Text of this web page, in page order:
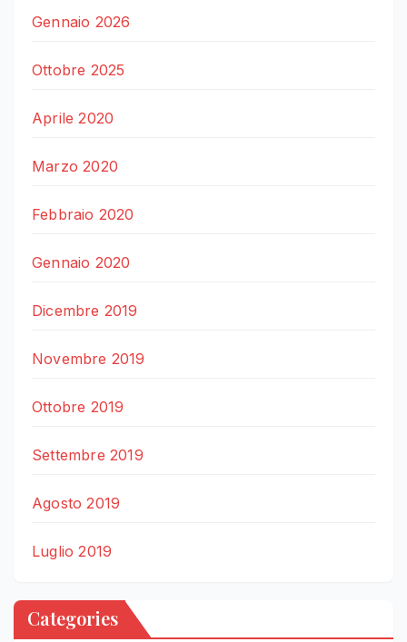
Gennaio 2026
Ottobre 2025
Aprile 2020
Marzo 2020
Febbraio 2020
Gennaio 2020
Dicembre 2019
Novembre 2019
Ottobre 2019
Settembre 2019
Agosto 2019
Luglio 2019
Categories